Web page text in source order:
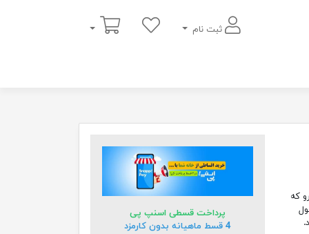
ثبت نام
سبد خرید
دو رو که
پرداخت قسطی اسنپ پی
4 قسط ماهیانه بدون کارمزد